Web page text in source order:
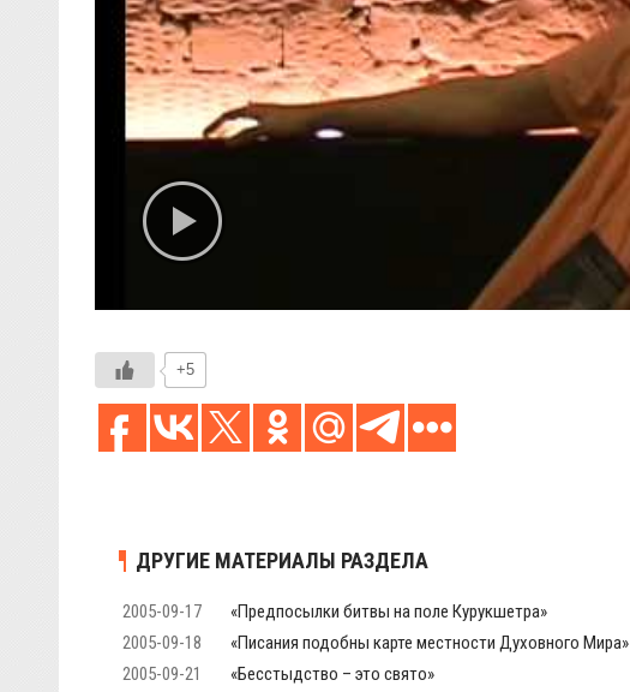
+5
ДРУГИЕ МАТЕРИАЛЫ РАЗДЕЛА
2005-09-17
«Предпосылки битвы на поле Курукшетра»
2005-09-18
«Писания подобны карте местности Духовного Мира»
2005-09-21
«Бесстыдство – это свято»